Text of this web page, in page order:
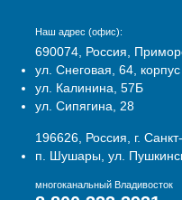
Наш адрес (офис):
690074, Россия,
ул. Снеговая, 64,
ул. Калинина, 57Б
ул. Сипягина, 28
196626, Россия, г.
п. Шушары, ул.
многоканальный Владивосток